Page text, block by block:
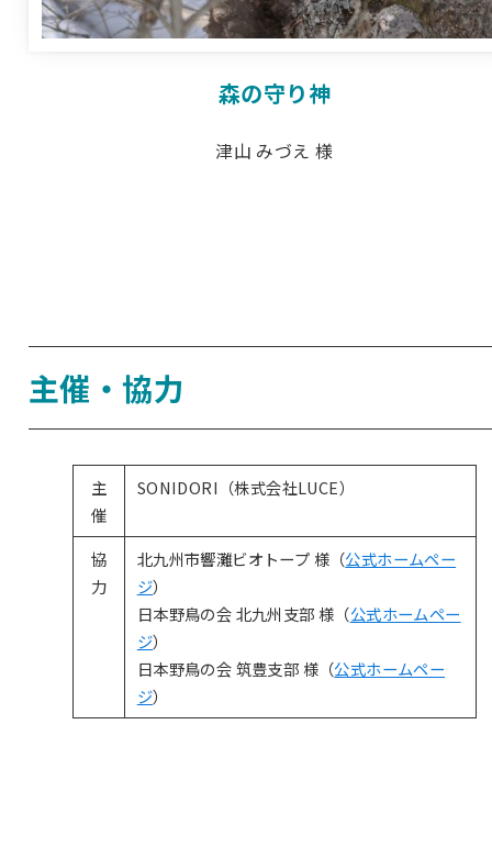
森の守り神
津山 みづえ 様
主催・協力
主
催
SONIDORI（株式会社LUCE）
協
力
北九州市響灘ビオトープ 様（公式ホームペー
ジ）
日本野鳥の会 北九州支部 様（公式ホームペー
ジ）
日本野鳥の会 筑豊支部 様（公式ホームペー
ジ）